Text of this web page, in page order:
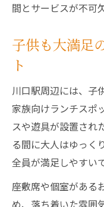
間とサービスが不可
子供も大満足
ト
川口駅周辺には、子
家族向けランチスポ
スや遊具が設置され
る間に大人はゆっく
全員が満足しやすいで
座敷席や個室がある
め、落ち着いた雰囲